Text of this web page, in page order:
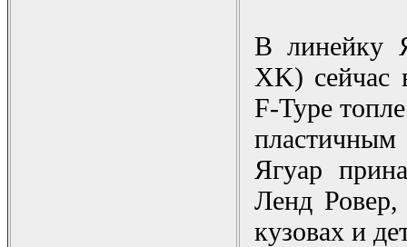
В линейку
XK) сейчас
F-Type
Ягуар
Ленд
кузовах и